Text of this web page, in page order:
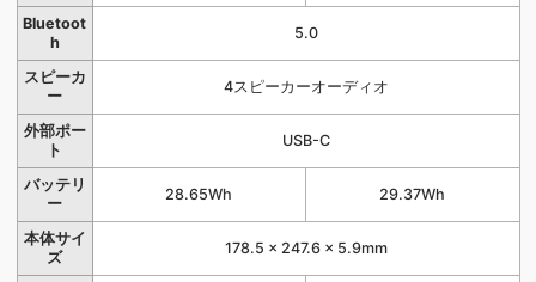
Bluetoot
h
5.0
スピーカ
ー
4スピーカーオーディオ
外部ポー
ト
USB-C
バッテリ
ー
28.65Wh 29.37Wh
本体サイ
ズ
178.5 × 247.6 × 5.9mm